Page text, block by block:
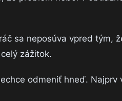
sa neposúva vpred tým,
zážitok.
odmeniť hneď. Najprv